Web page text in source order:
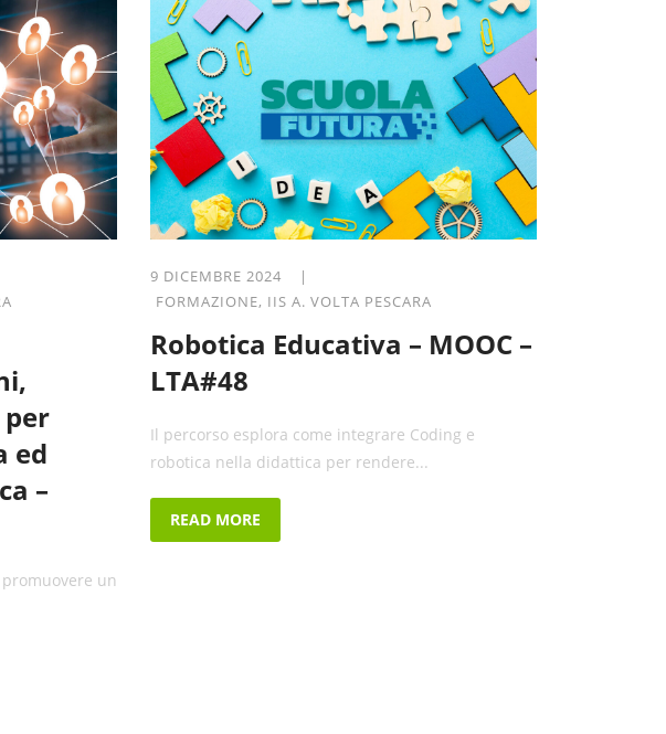
ed
–
un
9 DICEMBRE 2024 |
FORMAZIONE, IIS A. VOLTA PESCARA
Robotica Educativa – MOOC –
LTA#48
Il percorso esplora come integrare Coding e
robotica nella didattica per rendere...
READ MORE